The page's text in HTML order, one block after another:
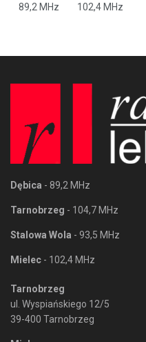
89,2 MHz
102,4 MHz
Dębica - 89,2 MHz
Tarnobrzeg - 104,7 MHz
Stalowa Wola - 93,5 MHz
Mielec - 102,4 MHz
Tarnobrzeg
ul. Wyspiańskiego 12/5
39-400 Tarnobrzeg